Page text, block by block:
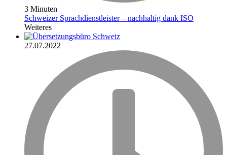
3 Minuten
Schweizer Sprachdienstleister – nachhaltig dank ISO
Weiteres
27.07.2022